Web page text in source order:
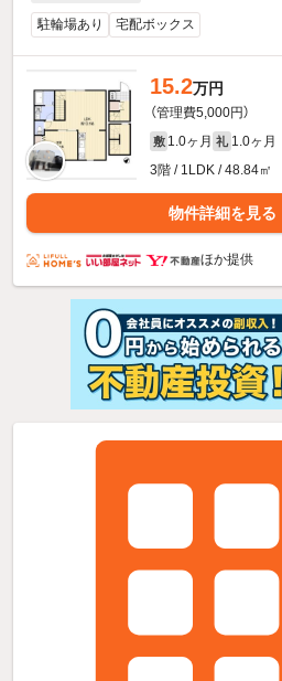
駐輪場あり 宅配ボックス
15.2万円
（管理費5,000円）
敷 1.0ヶ月 礼 1.0ヶ月
3階 / 1LDK / 48.84㎡
物件詳細を見る
ほか提供